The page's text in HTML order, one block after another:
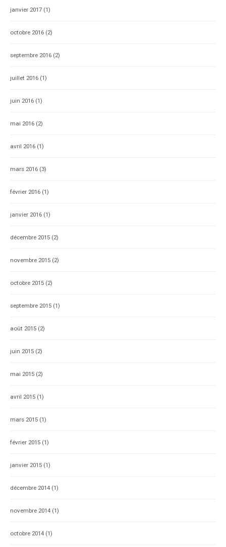
janvier 2017 (1)
octobre 2016 (2)
septembre 2016 (2)
juillet 2016 (1)
juin 2016 (1)
mai 2016 (2)
avril 2016 (1)
mars 2016 (3)
février 2016 (1)
janvier 2016 (1)
décembre 2015 (2)
novembre 2015 (2)
octobre 2015 (2)
septembre 2015 (1)
août 2015 (2)
juin 2015 (2)
mai 2015 (2)
avril 2015 (1)
mars 2015 (1)
février 2015 (1)
janvier 2015 (1)
décembre 2014 (1)
novembre 2014 (1)
octobre 2014 (1)